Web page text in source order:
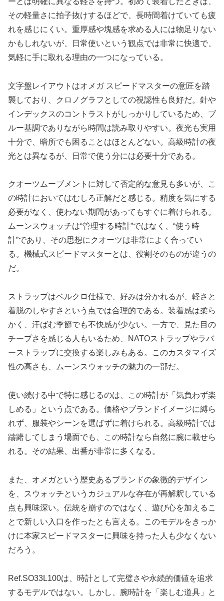
その軽量さに拍子抜けするほどで、長時間着けていても疲
れを感じにくい。重厚感や塊感を求める人には物足りない
かもしれないが、日常使いという観点では非常に快適で、
気軽に手に取れる理由の一つになっている。
文字盤レイアウトはオメガ スピードマスターの意匠を踏
襲しており、クロノグラフとしての視認性も良好だ。針や
インデックスのコントラストがしっかりしているため、ブ
ルー基調でありながら時間は読み取りやすい。夜光も実用
十分で、暗所でも困ることはほとんどない。高級時計の夜
光とは異なるが、日常で使う分には必要十分である。
クオーツムーブメントに対して否定的な意見も多いが、こ
の時計においてはむしろ正解だと感じる。精度を気にする
必要がなく、使わない期間があってもすぐに着けられる。
ムーンスウォッチは“管理する時計”ではなく、“使う時
計”であり、その思想にクオーツは非常によく合ってい
る。機械式スピードマスターとは、役割そのものが違うの
だ。
ストラップはベルクロ仕様で、好みは分かれるが、軽さと
着脱のしやすさという点では合理的である。装着感は柔ら
かく、汗ばむ季節でも不快感が少ない。一方で、見た目の
チープさを感じる人もいるため、NATOストラップやラバ
ーストラップに交換する楽しみもある。このカスタマイズ
性の高さも、ムーンスウォッチの魅力の一部だ。
使い続ける中で特に感じるのは、この時計が「気負わず楽
しめる」という点である。価格やブランドイメージに縛ら
れず、服装やシーンを選ばずに着けられる。高級時計では
躊躇してしまう場面でも、この時計なら自然に腕に載せら
れる。その結果、出番が非常に多くなる。
また、オメガという歴史あるブランドの象徴的デザイン
を、スウォッチというカジュアルな存在が再解釈している
点も興味深い。伝統を崩すのではなく、遊び心を加えるこ
とで新しい入口を作ったとも言える。このモデルをきっか
けに本家スピードマスターに興味を持った人も少なくない
だろう。
Ref.SO33L100は、時計として完璧さや永続的価値を追求
するモデルではない。しかし、腕時計を「楽しむ道具」と